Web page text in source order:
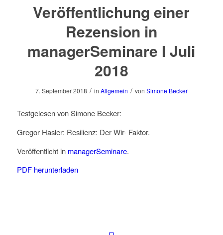
Veröffentlichung einer
Rezension in
managerSeminare I Juli
2018
7. September 2018 / in Allgemein / von Simone Becker
Testgelesen von Simone Becker:
Gregor Hasler: Resilienz: Der Wir- Faktor.
Veröffentlicht in managerSeminare.
PDF herunterladen